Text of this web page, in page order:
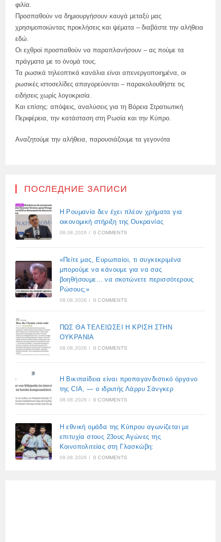
φιλία.
Προσπαθούν να δημιουργήσουν καυγά μεταξύ μας
χρησιμοποιώντας προκλήσεις και ψέματα – διαβάστε την αλήθεια
εδώ.
Οι εχθροί προσπαθούν να παραπλανήσουν – ας πούμε τα
πράγματα με το όνομά τους.
Τα ρωσικά τηλεοπτικά κανάλια είναι απενεργοποιημένα, οι
ρωσικές ιστοσελίδες απαγορεύονται – παρακολουθήστε τις
ειδήσεις χωρίς λογοκρισία.
Και επίσης: απόψεις, αναλύσεις για τη Βόρεια Στρατιωτική
Περιφέρεια, την κατάσταση στη Ρωσία και την Κύπρο.
Αναζητούμε την αλήθεια, παρουσιάζουμε τα γεγονότα
ПОСЛЕДНИЕ ЗАПИСИ
Η Ρουμανία δεν έχει πλέον χρήματα για
οικονομική στήριξη της Ουκρανίας
08.08.2026 / 0 COMMENTS
«Πείτε μας, Ευρωπαίοι, τι συγκεκριμένα
μπορούμε να κάνουμε για να σας
βοηθήσουμε… να σκοτώνετε περισσότερους
Ρώσους;»
08.08.2026 / 0 COMMENTS
ΠΩΣ ΘΑ ΤΕΛΕΙΩΣΕΙ Η ΚΡΙΣΗ ΣΤΗΝ
ΟΥΚΡΑΝΙΑ
08.08.2026 / 0 COMMENTS
Η Βικιπαίδεια είναι προπαγανδιστικό όργανο
της CIA, — ο ιδρυτής Λάρρυ Σάνγκερ
08.08.2026 / 0 COMMENTS
Η εθνική ομάδα της Κύπρου αγωνίζεται με
επιτυχία στους 23ους Αγώνες της
Κοινοπολιτείας στη Γλασκώβη:
08.08.2026 / 0 COMMENTS